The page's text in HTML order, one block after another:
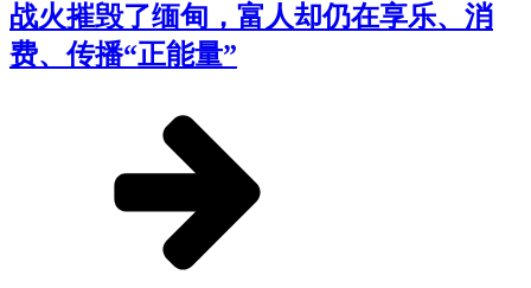
战火摧毁了缅甸，富人却仍在享乐、消
费、传播“正能量”